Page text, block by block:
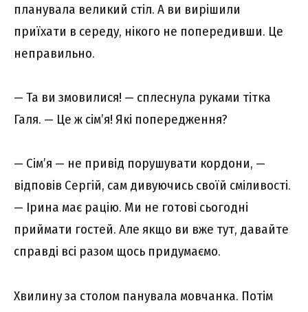
планувала великий стіл. А ви вирішили
приїхати в середу, нікого не попередивши. Це
неправильно.
— Та ви змовилися! — сплеснула руками тітка
Галя. — Це ж сім’я! Які попередження?
— Сім’я — не привід порушувати кордони, —
відповів Сергій, сам дивуючись своїй сміливості.
— Ірина має рацію. Ми не готові сьогодні
приймати гостей. Але якщо ви вже тут, давайте
справді всі разом щось придумаємо.
Хвилину за столом панувала мовчанка. Потім